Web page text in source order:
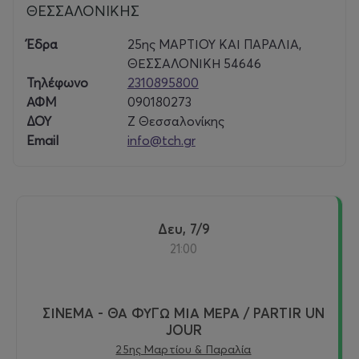
ΘΕΣΣΑΛΟΝΙΚΗΣ
Έδρα
25ης ΜΑΡΤΙΟΥ ΚΑΙ ΠΑΡΑΛΙΑ,
ΘΕΣΣΑΛΟΝΙΚΗ 54646
Τηλέφωνο
2310895800
ΑΦΜ
090180273
ΔΟΥ
Ζ Θεσσαλονίκης
Email
info@tch.gr
Δευ, 7/9
21:00
ΣΙΝΕΜΑ - ΘΑ ΦΥΓΩ ΜΙΑ ΜΕΡΑ / PARTIR UN
JOUR
25ης Μαρτίου & Παραλία